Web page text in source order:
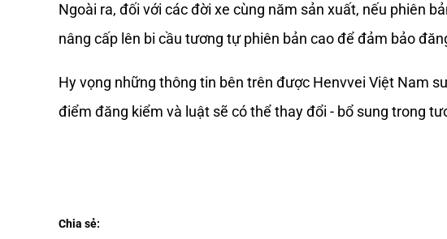
Ngoài ra, đối với các đời xe cùng năm sản xuất, nếu phiên
nâng cấp lên bi cầu tương tự phiên bản cao để đảm bảo
Hy vọng những thông tin bên trên được Henvvei Việt Nam
điểm đăng kiểm và luật sẽ có thể thay đổi - bổ sung trong
Chia sẻ: